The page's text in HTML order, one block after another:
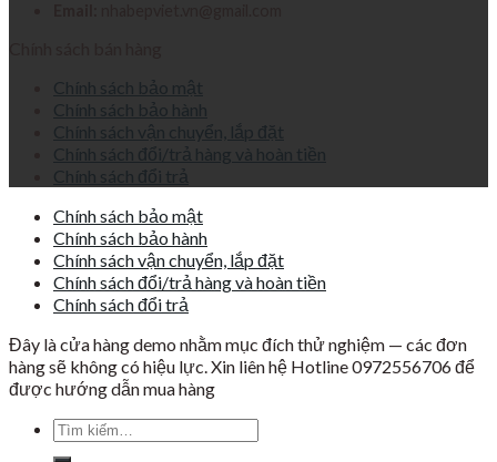
Chính sách bảo mật
Chính sách bảo hành
Chính sách vận chuyển, lắp đặt
Chính sách đổi/trả hàng và hoàn tiền
Chính sách đổi trả
Chính sách bảo mật
Chính sách bảo hành
Chính sách vận chuyển, lắp đặt
Chính sách đổi/trả hàng và hoàn tiền
Chính sách đổi trả
Đây là cửa hàng demo nhằm mục đích thử nghiệm — các đơn
hàng sẽ không có hiệu lực. Xin liên hệ Hotline 0972556706 để
được hướng dẫn mua hàng
Tìm
kiếm: